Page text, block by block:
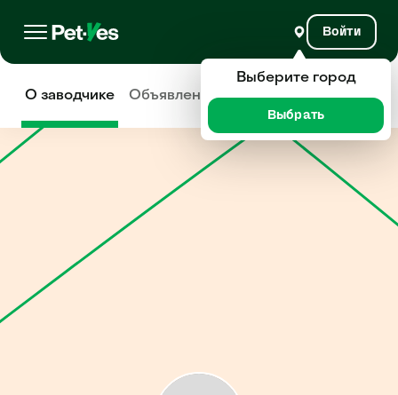
Войти
О заводчике Объявления Отзывы
Выберите город
Выбрать